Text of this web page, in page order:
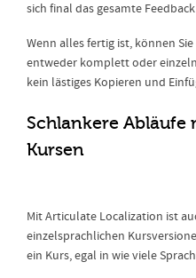
sich final das gesamte
Wenn alles fertig ist, können
entweder komplett oder
kein lästiges Kopieren und
Schlankere
Kursen
Mit Articulate Localization ist
einzelsprachlichen
ein Kurs, egal in wie viele